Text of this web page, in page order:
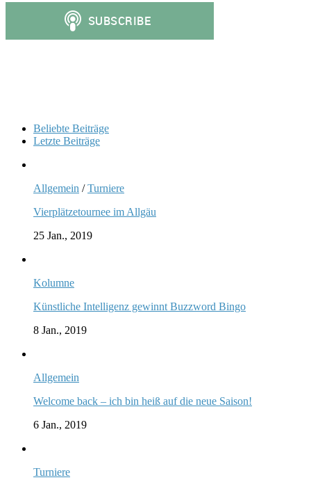
Beliebte Beiträge
Letzte Beiträge
Allgemein /Turniere
Vierplätzetournee im Allgäu
25 Jan., 2019
Kolumne
Künstliche Intelligenz gewinnt Buzzword Bingo
8 Jan., 2019
Allgemein
Welcome back – ich bin heiß auf die neue Saison!
6 Jan., 2019
Turniere